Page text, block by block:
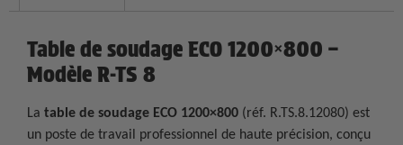
Table de soudage ECO 1200×800 –
Modèle R-TS 8
La table de soudage ECO 1200×800 (réf. R.TS.8.12080) est
un poste de travail professionnel de haute précision, conçu